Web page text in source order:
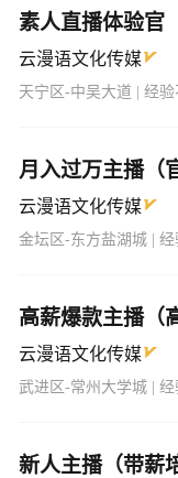
素人直播体验官
云漫语文化传媒
天宁区-中吴大道 | 经
月入过万主播（
云漫语文化传媒
金坛区-东方盐湖城 |
高薪爆款主播（
云漫语文化传媒
武进区-常州大学城 |
新人主播（带薪